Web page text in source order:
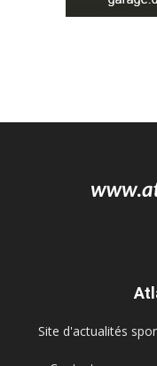
Site d'actualités